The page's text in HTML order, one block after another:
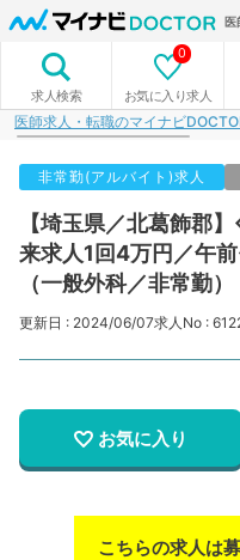
医
求人検索 お気に入り求人
0
医師求人・転職のマイナビ
非常勤(アルバイト)求人
【埼玉県／北葛飾郡
来求人1回4万円／午
（一般外科／非常勤）
更新日 : 2024/06/07求人No :
お気に入り
こちらの求人は